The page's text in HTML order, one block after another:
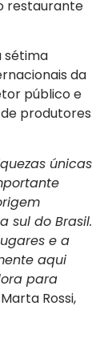
restaurante
sétima
da
público e
produtores
únicas
sul do Brasil.
e a
aqui
para
Rossi,